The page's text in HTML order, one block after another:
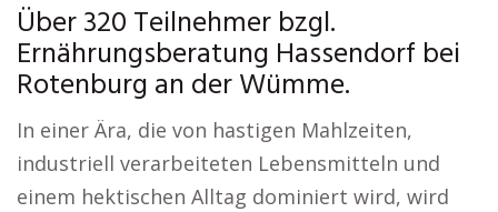
Über 320 Teilnehmer bzgl.
Ernährungsberatung Hassendorf bei
Rotenburg an der Wümme.
In einer Ära, die von hastigen Mahlzeiten,
industriell verarbeiteten Lebensmitteln und
einem hektischen Alltag dominiert wird, wird